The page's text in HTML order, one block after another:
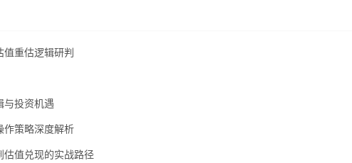
重估逻辑研判
与投资机遇
作策略深度解析
估值兑现的实战路径